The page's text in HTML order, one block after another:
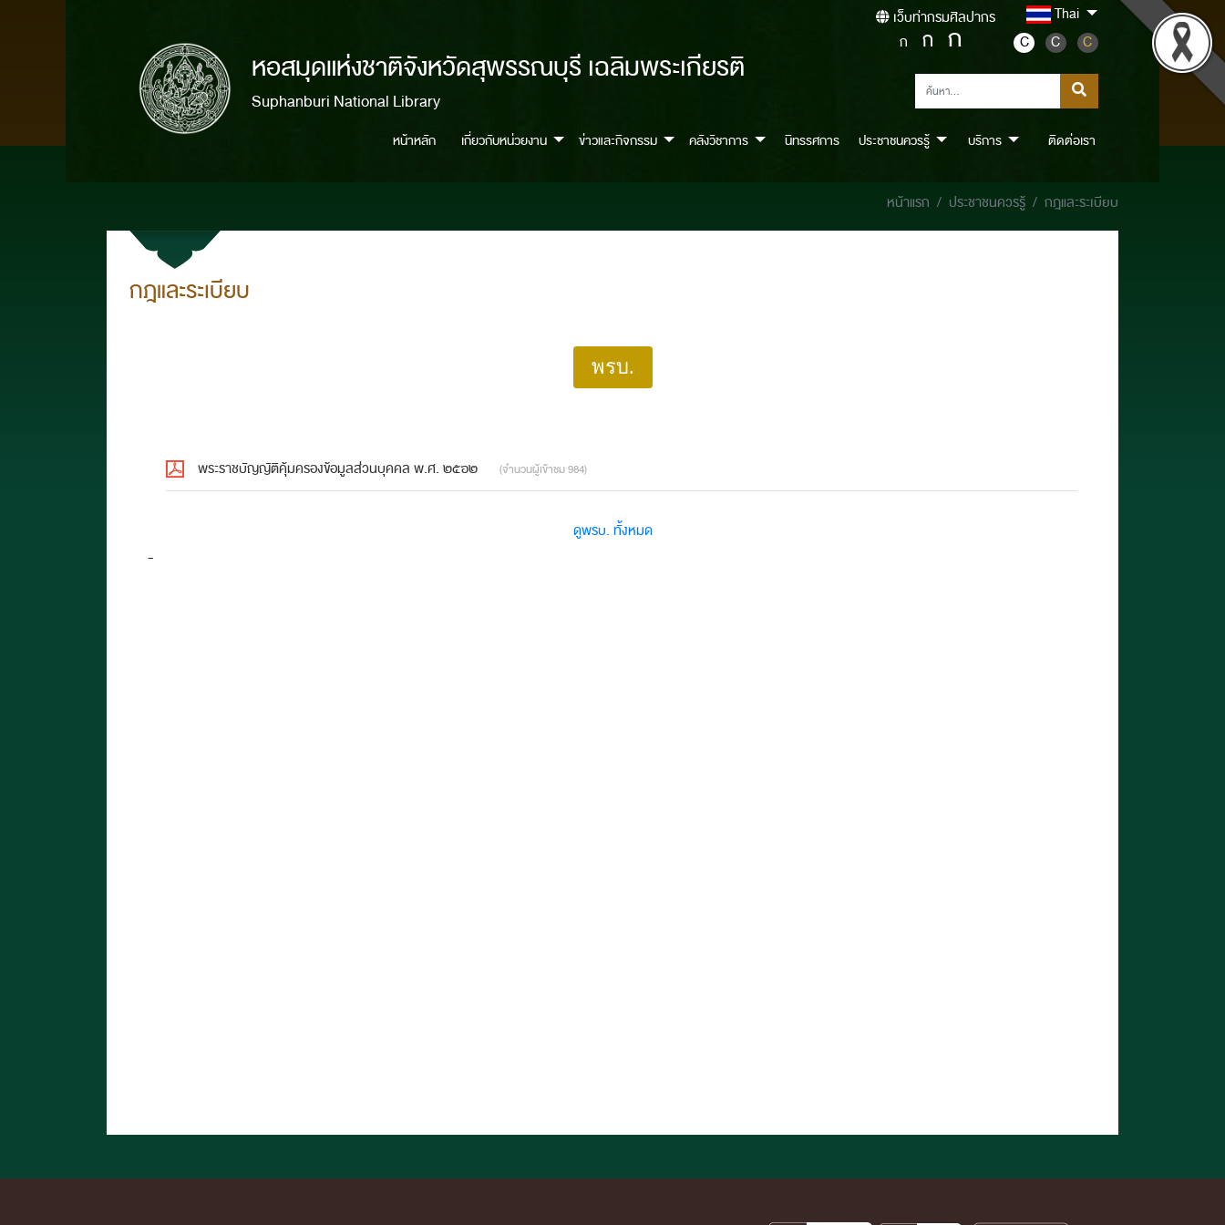
หอสมุดแห่งชาติจังหวัดสุพรรณบุรี เฉลิมพระเกียรติ
Suphanburi National Library
เว็บท่ากรมศิลปากร
Thai
ก
ก ก C C C
หน้าหลัก เกี่ยวกับหน่วยงาน ข่าวและกิจกรรม คลังวิชาการ นิทรรศการ ประชาชนควรรู้ บริการ ติดต่อเรา
หน้าแรก ประชาชนควรรู้ กฎและระเบียบ
กฎและระเบียบ
พรบ.
พระราชบัญญัติคุ้มครองข้อมูลส่วนบุคคล พ.ศ. ๒๕๖๒ (จำนวนผู้เข้าชม 984)
ดูพรบ. ทั้งหมด
-